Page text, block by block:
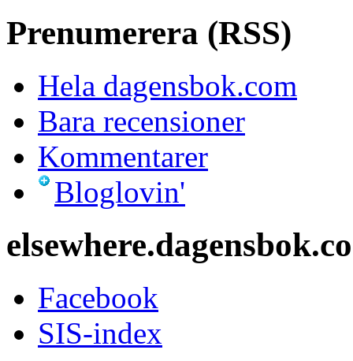
Prenumerera (RSS)
Hela dagensbok.com
Bara recensioner
Kommentarer
Bloglovin'
Facebook
SIS-index